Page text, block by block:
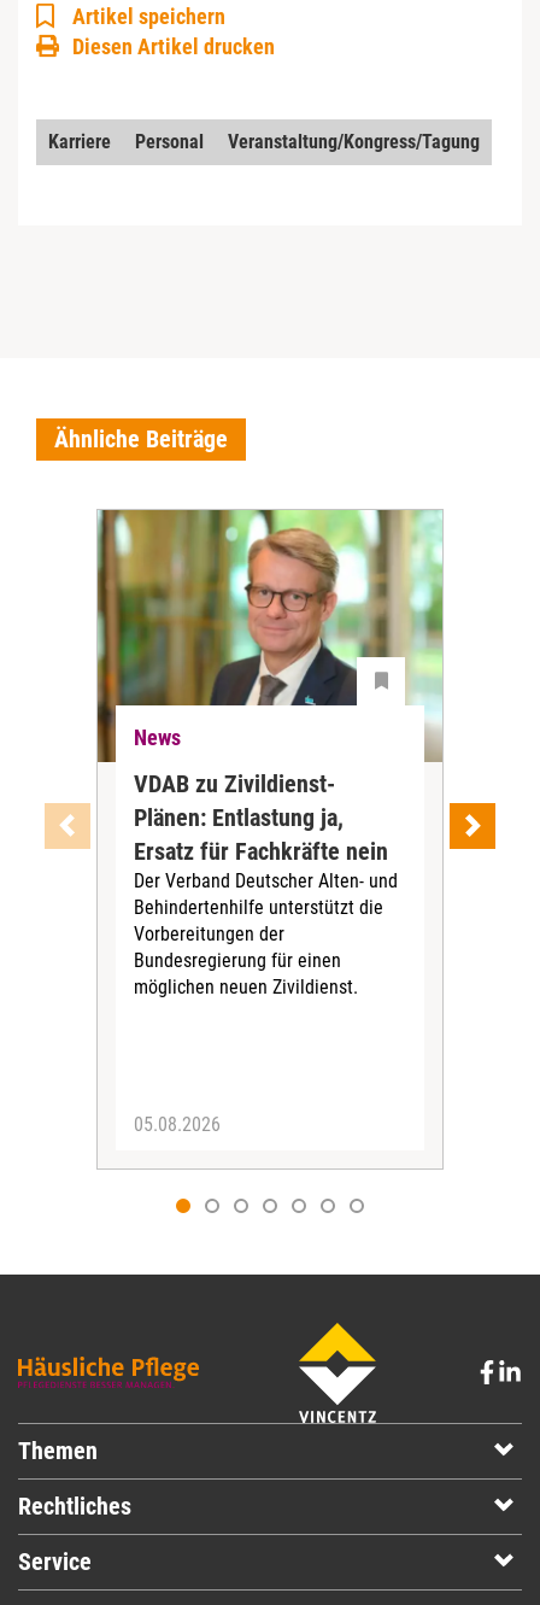
Artikel speichern
Diesen Artikel drucken
Karriere Personal Veranstaltung/Kongress/Tagung
Ähnliche Beiträge
News
VDAB zu Zivildienst-
Plänen: Entlastung ja,
Ersatz für Fachkräfte nein
Der Verband Deutscher Alten- und
Behindertenhilfe unterstützt die
Vorbereitungen der
Bundesregierung für einen
möglichen neuen Zivildienst.
05.08.2026
Themen
Rechtliches
Service